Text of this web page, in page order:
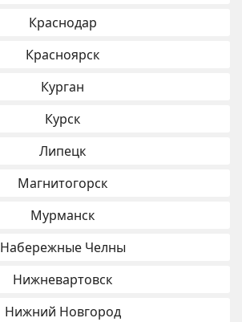
Краснодар
Красноярск
Курган
Курск
Липецк
Магнитогорск
Мурманск
Набережные Челны
Нижневартовск
Нижний Новгород